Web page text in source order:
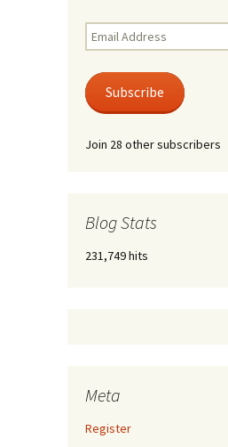
Email
Address
Subscribe
Join 28 other subscribers
Blog Stats
231,749 hits
Meta
Register